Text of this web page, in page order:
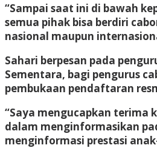
“Sampai saat ini di bawah
semua pihak bisa berdiri
nasional maupun
Sahari berpesan pada
Sementara, bagi pengurus
pembukaan pendaftaran
“Saya mengucapkan terima
dalam menginformasikan
menginformasi prestasi